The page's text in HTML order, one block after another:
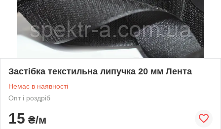
Застібка текстильна липучка 20 мм Лента
Немає в наявності
Опт і роздріб
15 ₴/м